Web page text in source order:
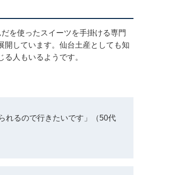
を使ったスイーツを手掛ける専門
開しています。仙台土産としても知
人もいるようです。
れるので行きたいです」（50代